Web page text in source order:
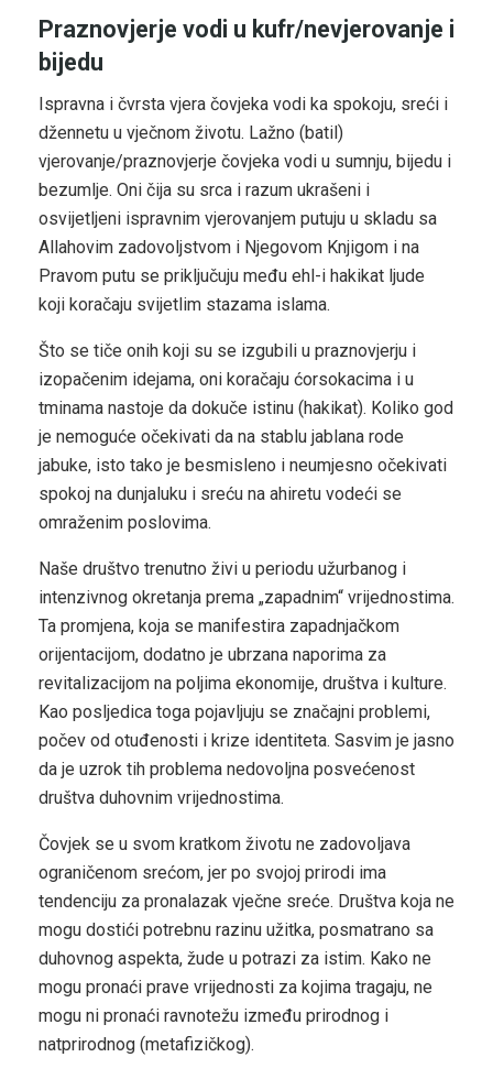
Praznovjerje vodi u kufr/nevjerovanje i
bijedu
Ispravna i čvrsta vjera čovjeka vodi ka spokoju, sreći i
džennetu u vječnom životu. Lažno (batil)
vjerovanje/praznovjerje čovjeka vodi u sumnju, bijedu i
bezumlje. Oni čija su srca i razum ukrašeni i
osvijetljeni ispravnim vjerovanjem putuju u skladu sa
Allahovim zadovoljstvom i Njegovom Knjigom i na
Pravom putu se priključuju među ehl-i hakikat ljude
koji koračaju svijetlim stazama islama.
Što se tiče onih koji su se izgubili u praznovjerju i
izopačenim idejama, oni koračaju ćorsokacima i u
tminama nastoje da dokuče istinu (hakikat). Koliko god
je nemoguće očekivati da na stablu jablana rode
jabuke, isto tako je besmisleno i neumjesno očekivati
spokoj na dunjaluku i sreću na ahiretu vodeći se
omraženim poslovima.
Naše društvo trenutno živi u periodu užurbanog i
intenzivnog okretanja prema „zapadnim“ vrijednostima.
Ta promjena, koja se manifestira zapadnjačkom
orijentacijom, dodatno je ubrzana naporima za
revitalizacijom na poljima ekonomije, društva i kulture.
Kao posljedica toga pojavljuju se značajni problemi,
počev od otuđenosti i krize identiteta. Sasvim je jasno
da je uzrok tih problema nedovoljna posvećenost
društva duhovnim vrijednostima.
Čovjek se u svom kratkom životu ne zadovoljava
ograničenom srećom, jer po svojoj prirodi ima
tendenciju za pronalazak vječne sreće. Društva koja ne
mogu dostići potrebnu razinu užitka, posmatrano sa
duhovnog aspekta, žude u potrazi za istim. Kako ne
mogu pronaći prave vrijednosti za kojima tragaju, ne
mogu ni pronaći ravnotežu između prirodnog i
natprirodnog (metafizičkog).